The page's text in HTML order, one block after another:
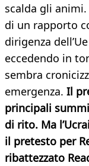
scalda gli
di un rapporto
dirigenza
eccedendo in
sembra
emergenza. Il
principali
di rito. Ma
il pretesto per
ribattezzato